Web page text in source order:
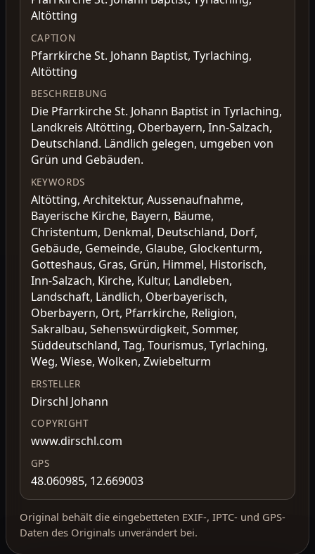
Altötting
CAPTION
Pfarrkirche St. Johann Baptist, Tyrlaching,
Altötting
BESCHREIBUNG
Die Pfarrkirche St. Johann Baptist in Tyrlaching,
Landkreis Altötting, Oberbayern, Inn-Salzach,
Deutschland. Ländlich gelegen, umgeben von
Grün und Gebäuden.
KEYWORDS
Altötting, Architektur, Aussenaufnahme,
Bayerische Kirche, Bayern, Bäume,
Christentum, Denkmal, Deutschland, Dorf,
Gebäude, Gemeinde, Glaube, Glockenturm,
Gotteshaus, Gras, Grün, Himmel, Historisch,
Inn-Salzach, Kirche, Kultur, Landleben,
Landschaft, Ländlich, Oberbayerisch,
Oberbayern, Ort, Pfarrkirche, Religion,
Sakralbau, Sehenswürdigkeit, Sommer,
Süddeutschland, Tag, Tourismus, Tyrlaching,
Weg, Wiese, Wolken, Zwiebelturm
ERSTELLER
Dirschl Johann
COPYRIGHT
www.dirschl.com
GPS
48.060985, 12.669003
Original behält die eingebetteten EXIF-, IPTC- und GPS-
Daten des Originals unverändert bei.